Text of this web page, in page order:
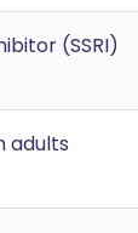
(SSRI)
adults